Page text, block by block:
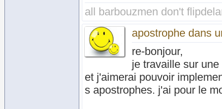
all barbouzmen don't
apostrophe dans
re-bonjour,
je travaille sur
et j'aimerai pouvoir
s apostrophes. j'ai pour le